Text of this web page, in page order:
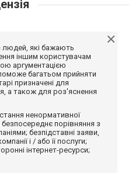
людей, які бажають
іншим користувачам
аргументацією
багатьом прийняти
призначені для
а також для роз'яснення
ненормативної
порівняння з
безпідставні заяви,
і / або її послуги;
інтернет-ресурси;